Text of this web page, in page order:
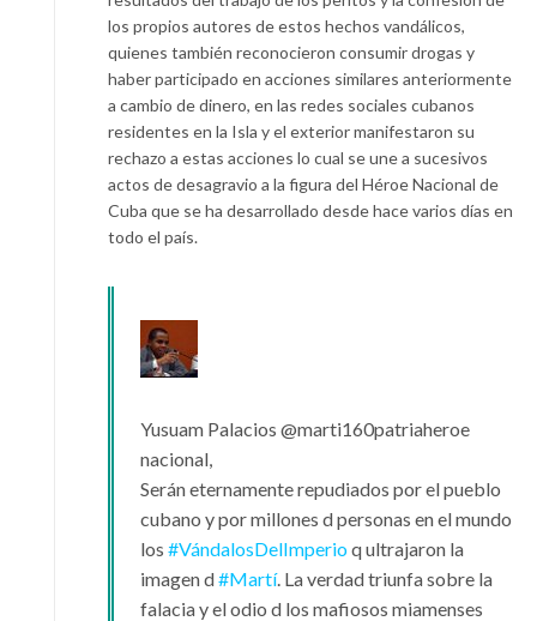
los propios autores de estos hechos vandálicos,
quienes también reconocieron consumir drogas y
haber participado en acciones similares anteriormente
a cambio de dinero, en las redes sociales cubanos
residentes en la Isla y el exterior manifestaron su
rechazo a estas acciones lo cual se une a sucesivos
actos de desagravio a la figura del Héroe Nacional de
Cuba que se ha desarrollado desde hace varios días en
todo el país.
Yusuam Palacios @marti160patriaheroe
nacional,
Serán eternamente repudiados por el pueblo
cubano y por millones d personas en el mundo
los #VándalosDelImperioq ultrajaron la
imagen d#Martí. La verdad triunfa sobre la
falacia y el odio d los mafiosos miamenses